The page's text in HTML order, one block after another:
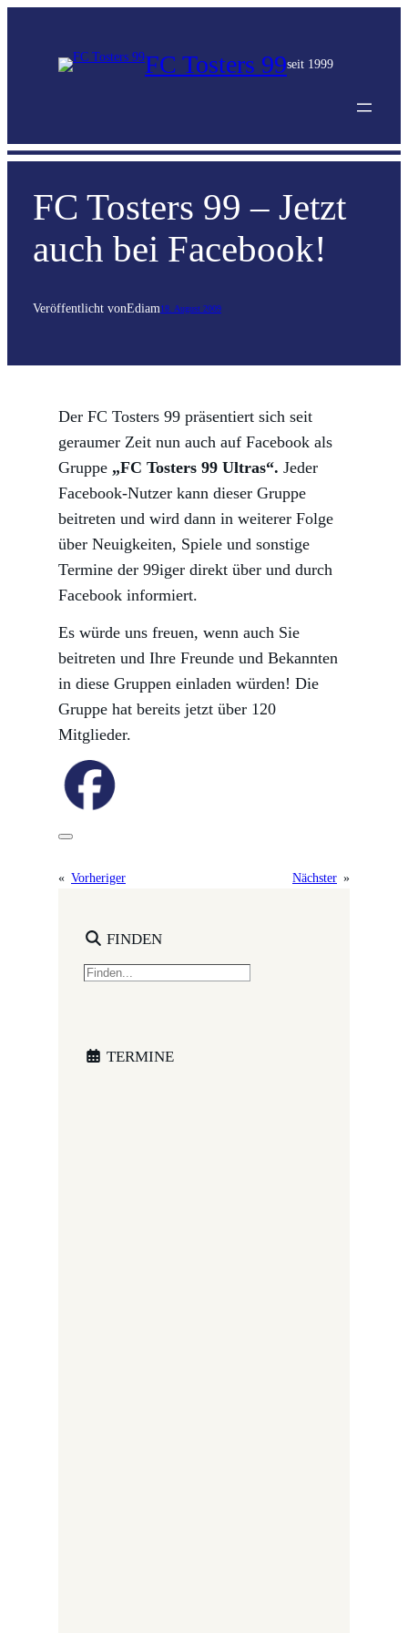
FC Tosters 99seit 1999
FC Tosters 99 – Jetzt
auch bei Facebook!
Veröffentlicht vonEdiam18. August 2009
Der FC Tosters 99 präsentiert sich seit
geraumer Zeit nun auch auf Facebook als
Gruppe „FC Tosters 99 Ultras“. Jeder
Facebook-Nutzer kann dieser Gruppe
beitreten und wird dann in weiterer Folge
über Neuigkeiten, Spiele und sonstige
Termine der 99iger direkt über und durch
Facebook informiert.
Es würde uns freuen, wenn auch Sie
beitreten und Ihre Freunde und Bekannten
in diese Gruppen einladen würden! Die
Gruppe hat bereits jetzt über 120
Mitglieder.
« Vorheriger Nächster »
FINDEN
S
c
TERMINE